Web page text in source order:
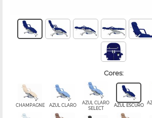
cores:
CHAMPAGNE AZUL CLARO
AZUL CLARO
SELECT
AZUL ESCURO